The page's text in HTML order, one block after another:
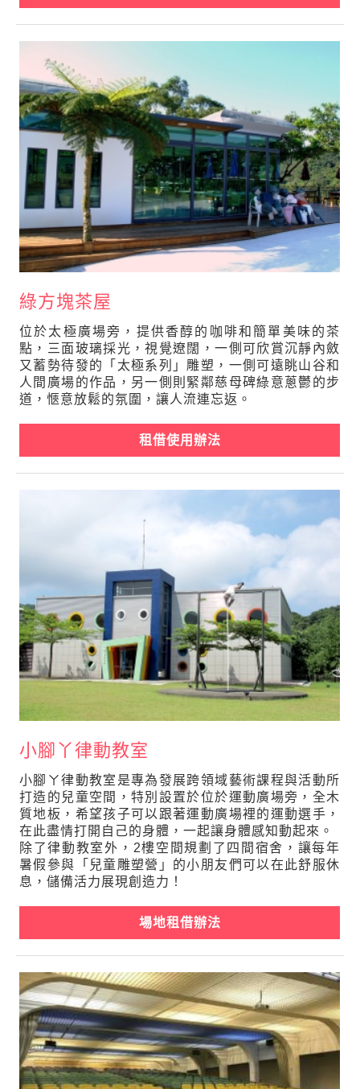
綠方塊茶屋
位於太極廣場旁，提供香醇的咖啡和簡單美味的茶
點，三面玻璃採光，視覺遼闊，一側可欣賞沉靜內斂
又蓄勢待發的「太極系列」雕塑，一側可遠眺山谷和
人間廣場的作品，另一側則緊鄰慈母碑綠意蔥鬱的步
道，愜意放鬆的氛圍，讓人流連忘返。
租借使用辦法
小腳丫律動教室
小腳ㄚ律動教室是專為發展跨領域藝術課程與活動所
打造的兒童空間，特別設置於位於運動廣場旁，全木
質地板，希望孩子可以跟著運動廣場裡的運動選手，
在此盡情打開自己的身體，一起讓身體感知動起來。
除了律動教室外，2樓空間規劃了四間宿舍，讓每年
暑假參與「兒童雕塑營」的小朋友們可以在此舒服休
息，儲備活力展現創造力！
場地租借辦法